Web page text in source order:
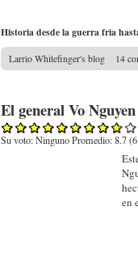
Historia desde la guerra fria
Larrio Whitefinger's blog 14
El general Vo
Su voto:Ninguno Promedio:8.7 (6
en